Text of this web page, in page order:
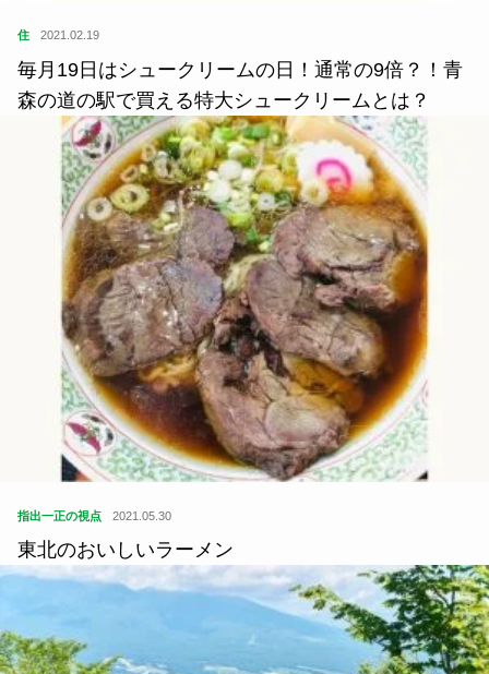
住 2021.02.19
毎月19日はシュークリームの日！通常の9倍？！青
森の道の駅で買える特大シュークリームとは？
指出一正の視点 2021.05.30
東北のおいしいラーメン